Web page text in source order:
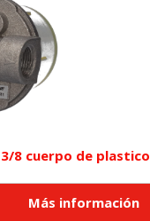
8 cuerpo de plastico